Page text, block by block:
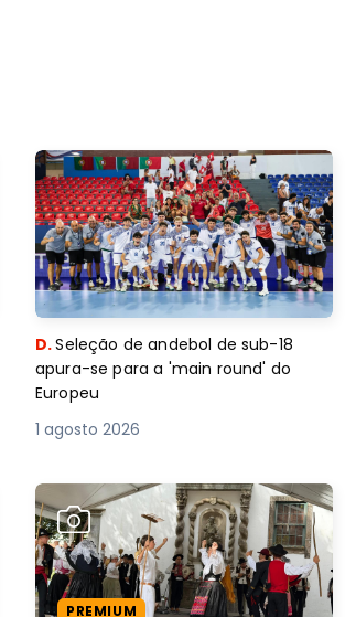
D.Seleção de andebol de sub-18
apura-se para a 'main round' do
Europeu
1 agosto 2026
PREMIUM